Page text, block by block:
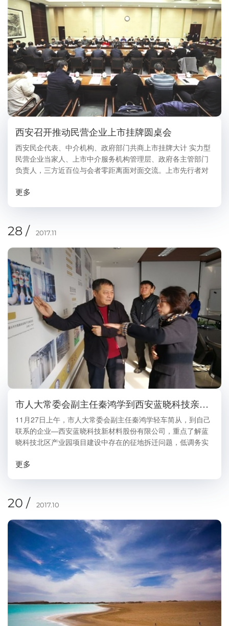
西安召开推动民营企业上市挂牌圆桌会
西安民企代表、中介机构、政府部门共商上市挂牌大计 实力型
民营企业当家人、上市中介服务机构管理层、政府各主管部门
负责人，三方近百位与会者零距离面对面交流。上市先行者对
实战心得，政府部门领导倾力服务企...
更多
28 / 2017.11
市人大常委会副主任秦鸿学到西安蓝晓科技亲商助企
11月27日上午，市人大常委会副主任秦鸿学轻车简从，到自己
联系的企业—西安蓝晓科技新材料股份有限公司，重点了解蓝
晓科技北区产业园项目建设中存在的征地拆迁问题，低调务实
协调解决实际问题，蓝晓科技也要加快工...
更多
20 / 2017.10